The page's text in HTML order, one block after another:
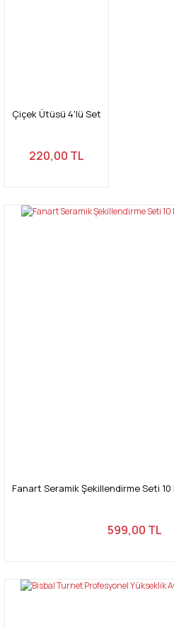
Bu ürüne benzer farklı alternatifler
Gönder
Çiçek Ütüsü 4'lü Set
220,00 TL
Fanart Seramik Şekillendirme Seti 10
599,00 TL